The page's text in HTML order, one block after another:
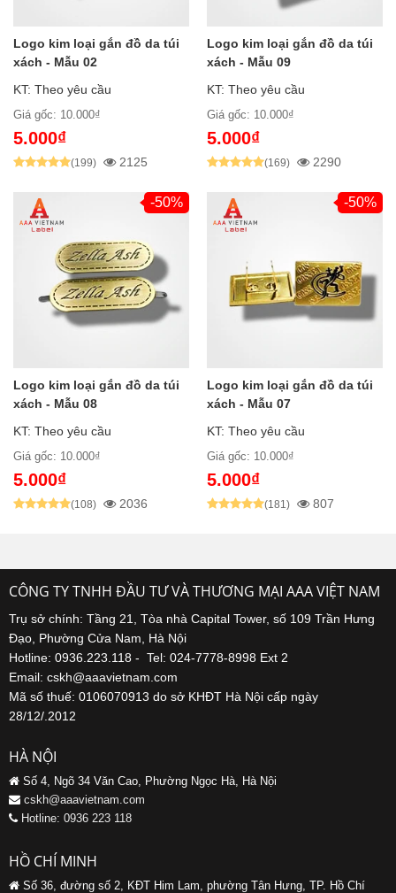
Logo kim loại gắn đồ da túi
xách - Mẫu 02
KT: Theo yêu cầu
Giá gốc: 10.000₫
5.000₫
(199) 2125
Logo kim loại gắn đồ da túi
xách - Mẫu 09
KT: Theo yêu cầu
Giá gốc: 10.000₫
5.000₫
(169) 2290
-50%
Logo kim loại gắn đồ da túi
xách - Mẫu 08
KT: Theo yêu cầu
Giá gốc: 10.000₫
5.000₫
(108) 2036
-50%
Logo kim loại gắn đồ da túi
xách - Mẫu 07
KT: Theo yêu cầu
Giá gốc: 10.000₫
5.000₫
(181) 807
CÔNG TY TNHH ĐẦU TƯ VÀ THƯƠNG MẠI AAA VIỆT NAM
Trụ sở chính: Tầng 21, Tòa nhà Capital Tower, số 109 Trần Hưng
Đạo, Phường Cửa Nam, Hà Nội
Hotline: 0936.223.118 - Tel: 024-7778-8998 Ext 2
Email: cskh@aaavietnam.com
Mã số thuế: 0106070913 do sở KHĐT Hà Nội cấp ngày
28/12/.2012
HÀ NỘI
Số 4, Ngõ 34 Văn Cao, Phường Ngọc Hà, Hà Nội
cskh@aaavietnam.com
Hotline: 0936 223 118
HỒ CHÍ MINH
Số 36, đường số 2, KĐT Him Lam, phường Tân Hưng, TP. Hồ Chí